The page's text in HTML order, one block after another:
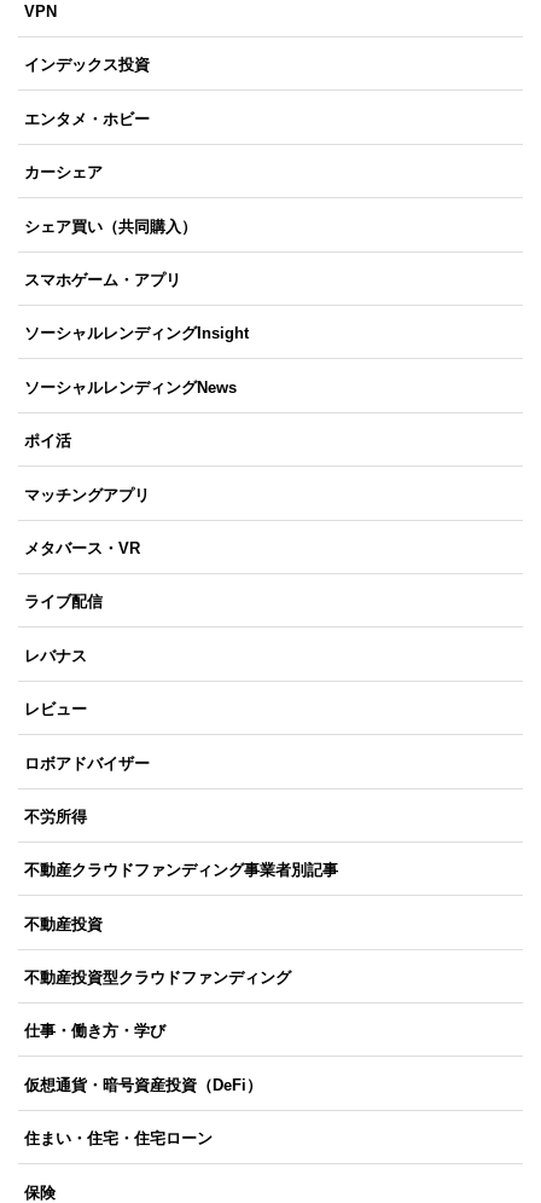
VPN
インデックス投資
エンタメ・ホビー
カーシェア
シェア買い（共同購入）
スマホゲーム・アプリ
ソーシャルレンディングInsight
ソーシャルレンディングNews
ポイ活
マッチングアプリ
メタバース・VR
ライブ配信
レバナス
レビュー
ロボアドバイザー
不労所得
不動産クラウドファンディング事業者別記事
不動産投資
不動産投資型クラウドファンディング
仕事・働き方・学び
仮想通貨・暗号資産投資（DeFi）
住まい・住宅・住宅ローン
保険